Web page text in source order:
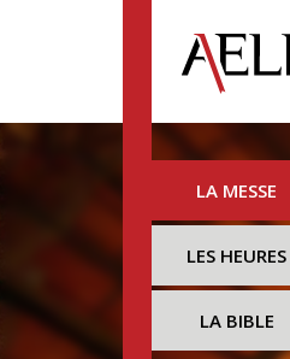
LA MESSE
LES HEURES
LA BIBLE